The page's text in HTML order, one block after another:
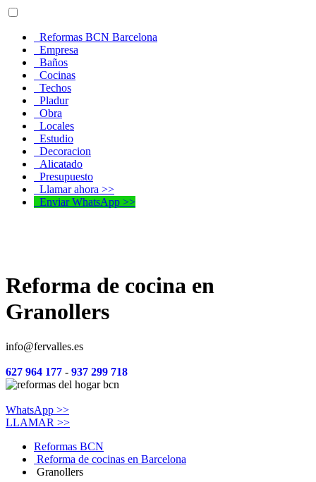
Reformas BCN Barcelona
Empresa
Baños
Cocinas
Techos
Pladur
Obra
Locales
Estudio
Decoracion
Alicatado
Presupuesto
Llamar ahora >>
Enviar WhatsApp >>
Reforma de cocina en
Granollers
info@fervalles.es
627 964 177 - 937 299 718
WhatsApp >>
LLAMAR >>
Reformas BCN
Reforma de cocinas en Barcelona
Granollers